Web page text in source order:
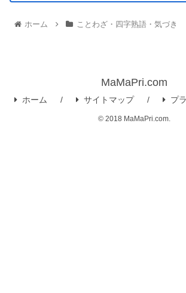
ホーム ことわざ・四字熟語・気づき
MaMaPri.com
ホーム サイトマップ プ
© 2018 MaMaPri.com.